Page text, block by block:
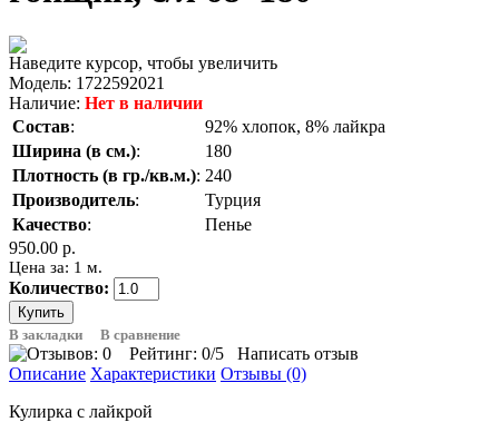
Наведите курсор, чтобы увеличить
Модель: 1722592021
Наличие: Нет в наличии
Состав:
92% хлопок, 8% лайкра
Ширина (в см.):
180
Плотность (в гр./кв.м.): 240
Производитель:
Турция
Качество:
Пенье
950.00 р.
Цена за: 1 м.
Количество:
В закладки В сравнение
Рейтинг: 0/5
Написать отзыв
Описание Характеристики Отзывы (0)
Кулирка с лайкрой